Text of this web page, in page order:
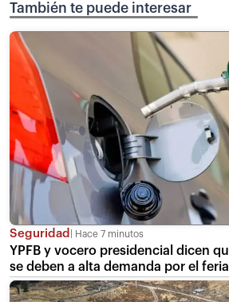
También te puede interesar
Seguridad Hace 7 minutos
YPFB y vocero presidencial dicen
se deben a alta demanda por el